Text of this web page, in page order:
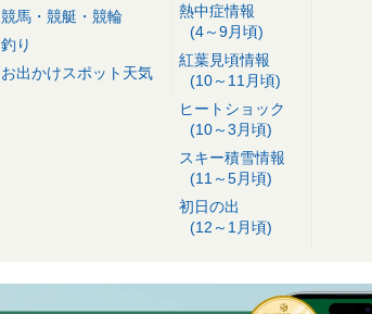
競馬・競艇・競輪
釣り
お出かけスポット天気
熱中症情報
(4～9月頃)
紅葉見頃情報
(10～11月頃)
ヒートショック
(10～3月頃)
スキー積雪情報
(11～5月頃)
初日の出
(12～1月頃)